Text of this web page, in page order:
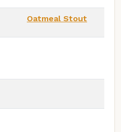
Oatmeal Stout